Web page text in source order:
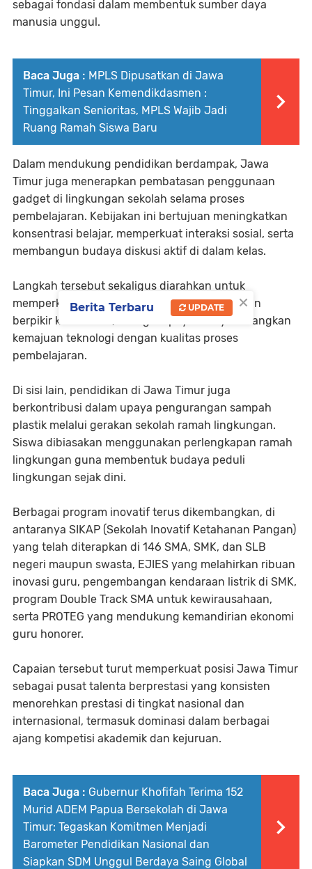
sebagai fondasi dalam membentuk sumber daya
manusia unggul.
Baca Juga : MPLS Dipusatkan di Jawa
Timur, Ini Pesan Kemendikdasmen :
Tinggalkan Senioritas, MPLS Wajib Jadi
Ruang Ramah Siswa Baru
Dalam mendukung pendidikan berdampak, Jawa
Timur juga menerapkan pembatasan penggunaan
gadget di lingkungan sekolah selama proses
pembelajaran. Kebijakan ini bertujuan meningkatkan
konsentrasi belajar, memperkuat interaksi sosial, serta
membangun budaya diskusi aktif di dalam kelas.
Langkah tersebut sekaligus diarahkan untuk
memperkuat literasi membaca dan kemampuan
berpikir kritis siswa, sebagai upaya menyeimbangkan
kemajuan teknologi dengan kualitas proses
pembelajaran.
Di sisi lain, pendidikan di Jawa Timur juga
berkontribusi dalam upaya pengurangan sampah
plastik melalui gerakan sekolah ramah lingkungan.
Siswa dibiasakan menggunakan perlengkapan ramah
lingkungan guna membentuk budaya peduli
lingkungan sejak dini.
Berbagai program inovatif terus dikembangkan, di
antaranya SIKAP (Sekolah Inovatif Ketahanan Pangan)
yang telah diterapkan di 146 SMA, SMK, dan SLB
negeri maupun swasta, EJIES yang melahirkan ribuan
inovasi guru, pengembangan kendaraan listrik di SMK,
program Double Track SMA untuk kewirausahaan,
serta PROTEG yang mendukung kemandirian ekonomi
guru honorer.
Capaian tersebut turut memperkuat posisi Jawa Timur
sebagai pusat talenta berprestasi yang konsisten
menorehkan prestasi di tingkat nasional dan
internasional, termasuk dominasi dalam berbagai
ajang kompetisi akademik dan kejuruan.
Baca Juga : Gubernur Khofifah Terima 152
Murid ADEM Papua Bersekolah di Jawa
Timur: Tegaskan Komitmen Menjadi
Barometer Pendidikan Nasional dan
Siapkan SDM Unggul Berdaya Saing Global
×
Berita Terbaru UPDATE